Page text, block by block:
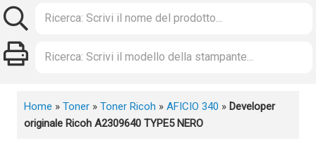
Home » Toner » Toner Ricoh » AFICIO 340 » Developer
originale Ricoh A2309640 TYPE5 NERO